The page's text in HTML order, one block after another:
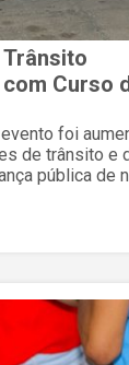
Curso
foi
de trânsito e
pública de